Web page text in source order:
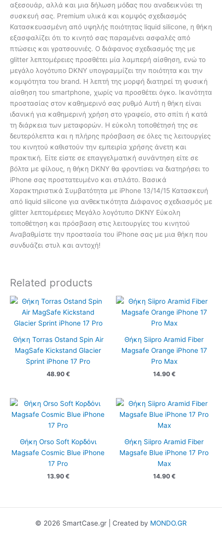
αξεσουάρ, αλλά και μια δήλωση μόδας που αναδεικνύει τη
συσκευή σας. Premium υλικά και κομψός σχεδιασμός
Κατασκευασμένη από υψηλής ποιότητας liquid silicone, η θήκη
εξασφαλίζει ότι το κινητό σας παραμένει ασφαλές από
πτώσεις και γρατσουνιές. Ο διάφανος σχεδιασμός της με
glitter λεπτομέρειες προσθέτει μία λαμπερή αίσθηση, ενώ το
μεγάλο λογότυπο DKNY υπογραμμίζει την ποιότητα και την
κομψότητα του brand. Η λεπτή της μορφή διατηρεί τη φυσική
αίσθηση του smartphone, χωρίς να προσθέτει όγκο. Ικανότητα
προστασίας στον καθημερινό σας ρυθμό Αυτή η θήκη είναι
ιδανική για καθημερινή χρήση στο γραφείο, στο σπίτι ή κατά
τη διάρκεια των μεταφορών. Η εύκολη τοποθέτησή της σε
δευτερόλεπτα και η πλήρης πρόσβαση σε όλες τις λειτουργίες
του κινητού καθιστούν την εμπειρία χρήσης άνετη και
πρακτική. Είτε είστε σε επαγγελματική συνάντηση είτε σε
βόλτα με φίλους, η θήκη DKNY θα φροντίσει να διατηρήσει το
iPhone σας προστατευμένο και στιλάτο. Βασικά
Χαρακτηριστικά Συμβατότητα με iPhone 13/14/15 Κατασκευή
από liquid silicone για ανθεκτικότητα Διάφανος σχεδιασμός με
glitter λεπτομέρειες Μεγάλο λογότυπο DKNY Εύκολη
τοποθέτηση και πρόσβαση στις λειτουργίες του κινητού
Αναβαθμίστε την προστασία του iPhone σας με μια θήκη που
συνδυάζει στυλ και αντοχή!
Related products
Θήκη Torras Ostand Spin Air
MagSafe Kickstand Glacier
Sprint iPhone 17 Pro
48.90 €
Θήκη Siipro Aramid Fiber
Magsafe Orange iPhone 17
Pro Max
14.90 €
Θήκη Orso Soft Κορδόνι
Magsafe Cosmic Blue iPhone
17 Pro
13.90 €
Θήκη Siipro Aramid Fiber
Magsafe Blue iPhone 17 Pro
Max
14.90 €
© 2026 SmartCase.gr | Created by MONDO.GR